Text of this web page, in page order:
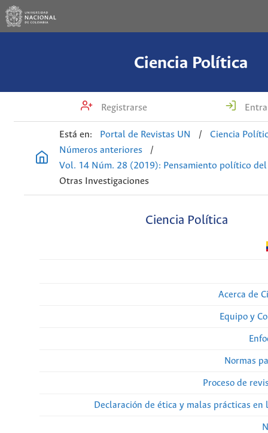
Ciencia Política
Registrarse
Está en: Portal de Revistas UN /
Ciencia
Números anteriores
/
Vol. 14 Núm. 28 (2019): Pensamiento político
Otras Investigaciones
Ciencia Política
Acerca de
Equipo y
Normas
Proceso de
Declaración de ética y malas prácticas en